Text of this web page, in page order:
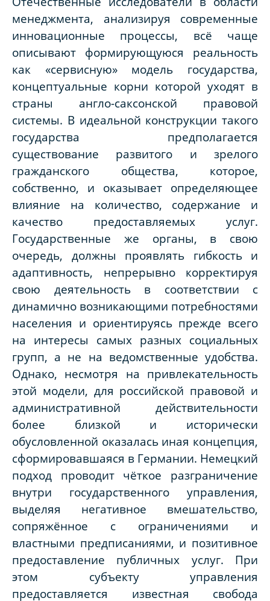
менеджмента, анализируя современные
инновационные процессы, всё чаще
описывают формирующуюся реальность
как «сервисную» модель государства,
концептуальные корни которой уходят в
страны англо-саксонской правовой
системы. В идеальной конструкции такого
государства предполагается
существование развитого и зрелого
гражданского общества, которое,
собственно, и оказывает определяющее
влияние на количество, содержание и
качество предоставляемых услуг.
Государственные же органы, в свою
очередь, должны проявлять гибкость и
адаптивность, непрерывно корректируя
свою деятельность в соответствии с
динамично возникающими потребностями
населения и ориентируясь прежде всего
на интересы самых разных социальных
групп, а не на ведомственные удобства.
Однако, несмотря на привлекательность
этой модели, для российской правовой и
административной действительности
более близкой и исторически
обусловленной оказалась иная концепция,
сформировавшаяся в Германии. Немецкий
подход проводит чёткое разграничение
внутри государственного управления,
выделяя негативное вмешательство,
сопряжённое с ограничениями и
властными предписаниями, и позитивное
предоставление публичных услуг. При
этом субъекту управления
предоставляется известная свобода